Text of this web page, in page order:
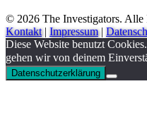
© 2026 The Investigators. Alle
Kontakt| Impressum|
Diese Website benutzt
gehen wir von deinem
Datenschutzerklärung